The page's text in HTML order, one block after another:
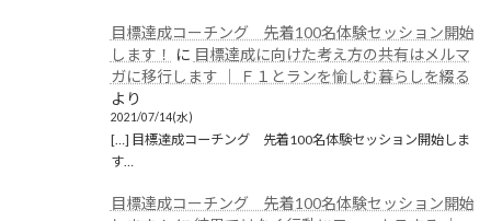
目標達成コーチング 先着100名体験セッション開始
します！
に 目標達成に向けた考え方の共有はメルマ
ガに移行します │ Ｆ１とランを愉しむ暮らしを綴る
より
2021/07/14(水)
[…] 目標達成コーチング 先着100名体験セッション開始しま
す…
目標達成コーチング 先着100名体験セッション開始